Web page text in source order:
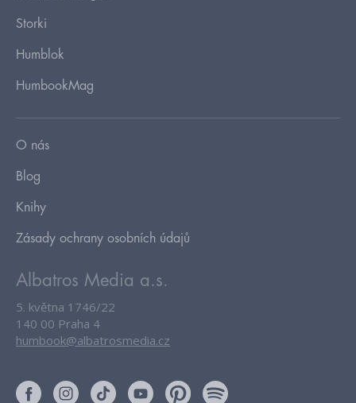
Storki
Humblok
HumbookMag
O nás
Blog
Knihy
Zásady ochrany osobních údajů
Albatros Media a.s.
5. května 1746/22
140 00 Praha 4
humbook@albatrosmedia.cz